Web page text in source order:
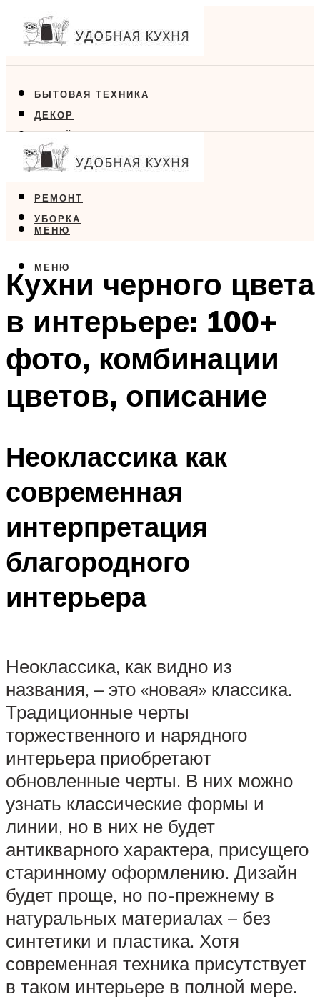
БЫТОВАЯ ТЕХНИКА
ДЕКОР
ДИЗАЙН
ЕДА
РЕМОНТ
УБОРКА
МЕНЮ
МЕНЮ
Кухни черного цвета
в интерьере: 100+
фото, комбинации
цветов, описание
Неоклассика как
современная
интерпретация
благородного
интерьера
Неоклассика, как видно из
названия, – это «новая» классика.
Традиционные черты
торжественного и нарядного
интерьера приобретают
обновленные черты. В них можно
узнать классические формы и
линии, но в них не будет
антикварного характера, присущего
старинному оформлению. Дизайн
будет проще, но по-прежнему в
натуральных материалах – без
синтетики и пластика. Хотя
современная техника присутствует
в таком интерьере в полной мере.